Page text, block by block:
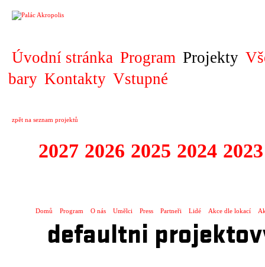
Úvodní stránka Program Projekty
bary Kontakty Vstupné
zpět na seznam projektů
2027 2026 2025 2024 2023
Domů Program O nás Umělci Press Partneři Lidé Akce dle lokací
defaultni